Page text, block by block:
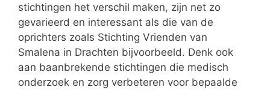
stichtingen het verschil maken, zijn net zo
gevarieerd en interessant als die van de
oprichters zoals Stichting Vrienden van
Smalena in Drachten bijvoorbeeld. Denk ook
aan baanbrekende stichtingen die medisch
onderzoek en zorg verbeteren voor bepaalde